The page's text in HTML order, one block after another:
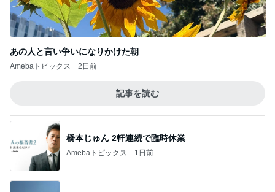
あの人と言い争いになりかけた朝
Amebaトピックス 2日前
記事を読む
橋本じゅん 2軒連続で臨時休業
Amebaトピックス 1日前